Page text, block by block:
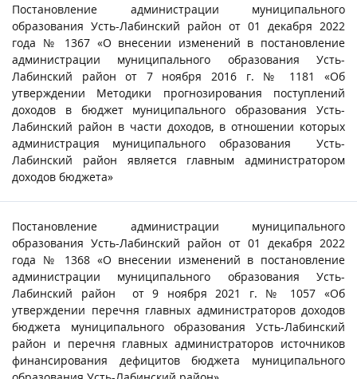
Постановление администрации муниципального
образования Усть-Лабинский район от 01 декабря 2022
года № 1367 «О внесении изменений в постановление
администрации муниципального образования Усть-
Лабинский район от 7 ноября 2016 г. № 1181 «Об
утверждении Методики прогнозирования поступлений
доходов в бюджет муниципального образования Усть-
Лабинский район в части доходов, в отношении которых
администрация муниципального образования Усть-
Лабинский район является главным администратором
доходов бюджета»
Постановление администрации муниципального
образования Усть-Лабинский район от 01 декабря 2022
года № 1368 «О внесении изменений в постановление
администрации муниципального образования Усть-
Лабинский район от 9 ноября 2021 г. № 1057 «Об
утверждении перечня главных администраторов доходов
бюджета муниципального образования Усть-Лабинский
район и перечня главных администраторов источников
финансирования дефицитов бюджета муниципального